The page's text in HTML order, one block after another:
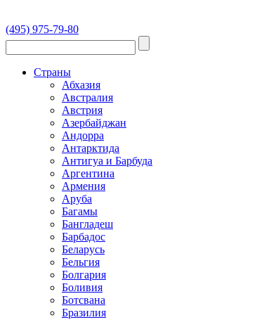
(495) 975-79-80
Страны
Абхазия
Австралия
Австрия
Азербайджан
Андорра
Антарктида
Антигуа и Барбуда
Аргентина
Армения
Аруба
Багамы
Бангладеш
Барбадос
Беларусь
Бельгия
Болгария
Боливия
Ботсвана
Бразилия